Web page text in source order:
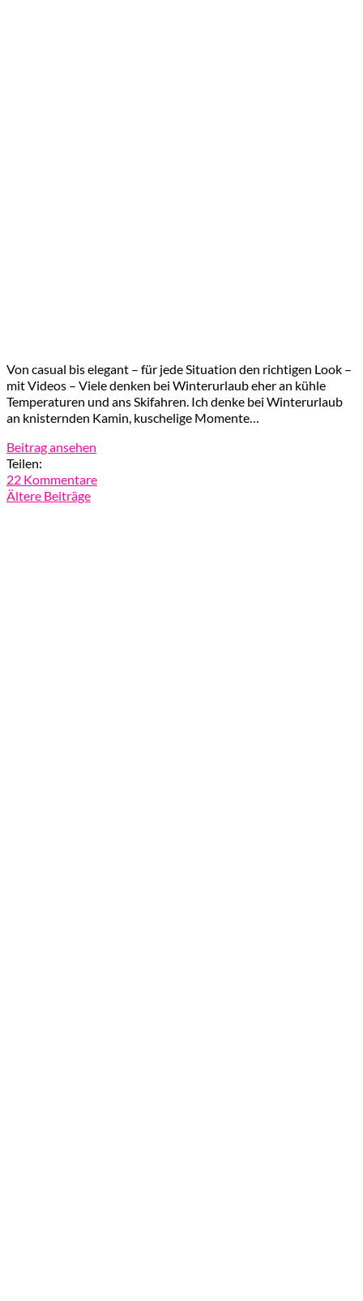
Von casual bis elegant – für jede Situation den richtigen Look –
mit Videos – Viele denken bei Winterurlaub eher an kühle
Temperaturen und ans Skifahren. Ich denke bei Winterurlaub
an knisternden Kamin, kuschelige Momente…
Beitrag ansehen
Teilen:
22 Kommentare
Ältere Beiträge